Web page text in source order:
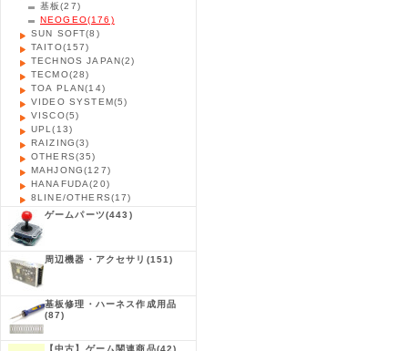
基板(27)
NEOGEO(176)
SUN SOFT(8)
TAITO(157)
TECHNOS JAPAN(2)
TECMO(28)
TOA PLAN(14)
VIDEO SYSTEM(5)
VISCO(5)
UPL(13)
RAIZING(3)
OTHERS(35)
MAHJONG(127)
HANAFUDA(20)
8LINE/OTHERS(17)
ゲームパーツ(443)
周辺機器・アクセサリ (151)
基板修理・ハーネス作成用品
(87)
【中古】ゲーム関連商品(42)